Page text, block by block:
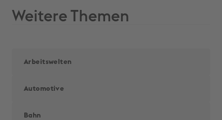
Weitere Themen
Arbeitswelten
Automotive
Bahn